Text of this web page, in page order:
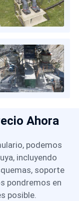
Ahora
podemos
incluyendo
soporte
pondremos en
posible.